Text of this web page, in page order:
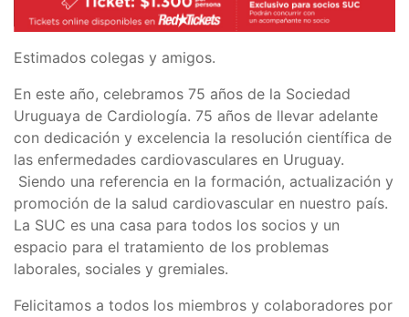
Estimados colegas y amigos.
En este año, celebramos 75 años de la Sociedad
Uruguaya de Cardiología. 75 años de llevar adelante
con dedicación y excelencia la resolución científica de
las enfermedades cardiovasculares en Uruguay.
Siendo una referencia en la formación, actualización y
promoción de la salud cardiovascular en nuestro país.
La SUC es una casa para todos los socios y un
espacio para el tratamiento de los problemas
laborales, sociales y gremiales.
Felicitamos a todos los miembros y colaboradores por